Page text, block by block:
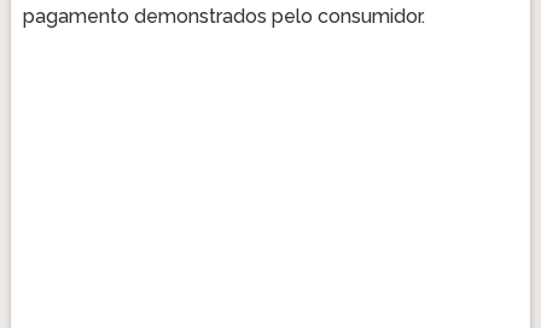
pagamento demonstrados pelo consumidor.